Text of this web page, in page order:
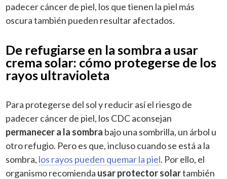
padecer cáncer de piel, los que tienen la piel más
oscura también pueden resultar afectados.
De refugiarse en la sombra a usar
crema solar: cómo protegerse de los
rayos ultravioleta
Para protegerse del sol y reducir así el riesgo de
padecer cáncer de piel, los CDC aconsejan
permanecer a la sombra bajo una sombrilla, un árbol u
otro refugio. Pero es que, incluso cuando se está a la
sombra, los rayos pueden quemar la piel. Por ello, el
organismo recomienda usar protector solartambién